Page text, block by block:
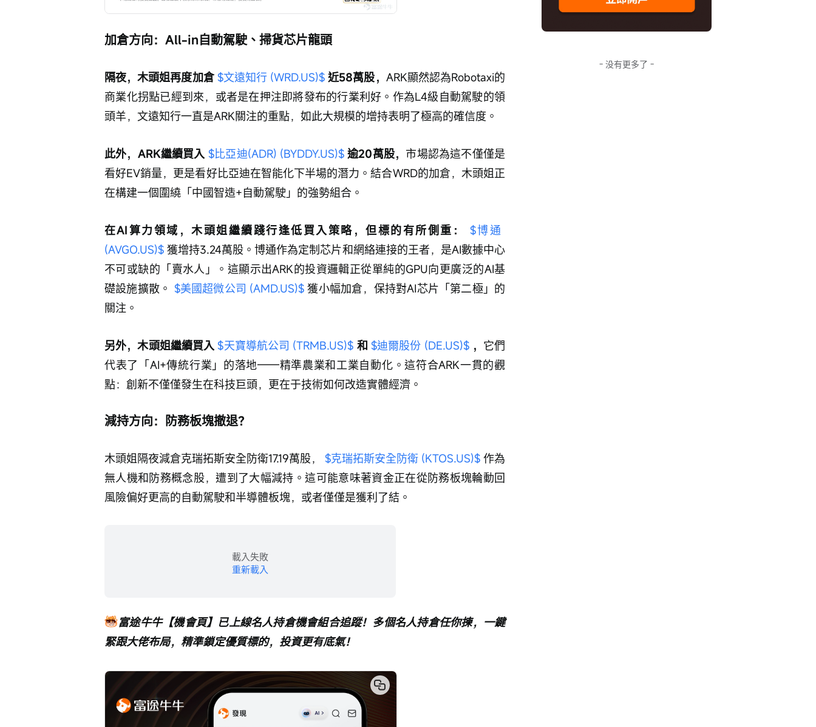
加倉方向：All-in自動駕駛、掃貨芯片龍頭
隔夜，木頭姐再度加倉 $文遠知行 (WRD.US)$ 近58萬股， ARK顯然認為Robotaxi的
商業化拐點已經到來，或者是在押注即將發布的行業利好。作為L4級自動駕駛的領
頭羊，文遠知行一直是ARK關注的重點，如此大規模的增持表明了極高的確信度。
此外，ARK繼續買入 $比亞迪(ADR) (BYDDY.US)$ 逾20萬股， 市場認為這不僅僅是
看好EV銷量，更是看好比亞迪在智能化下半場的潛力。結合WRD的加倉，木頭姐正
在構建一個圍繞「中國智造+自動駕駛」的強勢組合。
在AI算力領域，木頭姐繼續踐行逢低買入策略，但標的有所側重： $博通
(AVGO.US)$ 獲增持3.24萬股。博通作為定制芯片和網絡連接的王者，是AI數據中心
不可或缺的「賣水人」。這顯示出ARK的投資邏輯正從單純的GPU向更廣泛的AI基
礎設施擴散。 $美國超微公司 (AMD.US)$ 獲小幅加倉，保持對AI芯片「第二極」的
關注。
另外，木頭姐繼續買入 $天寶導航公司 (TRMB.US)$ 和 $迪爾股份 (DE.US)$ ， 它們
代表了「AI+傳統行業」的落地——精準農業和工業自動化。這符合ARK一貫的觀
點：創新不僅僅發生在科技巨頭，更在于技術如何改造實體經濟。
減持方向：防務板塊撤退？
木頭姐隔夜減倉克瑞拓斯安全防衛17.19萬股， $克瑞拓斯安全防衛 (KTOS.US)$ 作為
無人機和防務概念股，遭到了大幅減持。這可能意味著資金正在從防務板塊輪動回
風險偏好更高的自動駕駛和半導體板塊，或者僅僅是獲利了結。
載入失敗
重新載入
富途牛牛【機會頁】已上線名人持倉機會組合追蹤！多個名人持倉任你揀，一鍵
緊跟大佬布局，精準鎖定優質標的，投資更有底氣！
- 没有更多了 -